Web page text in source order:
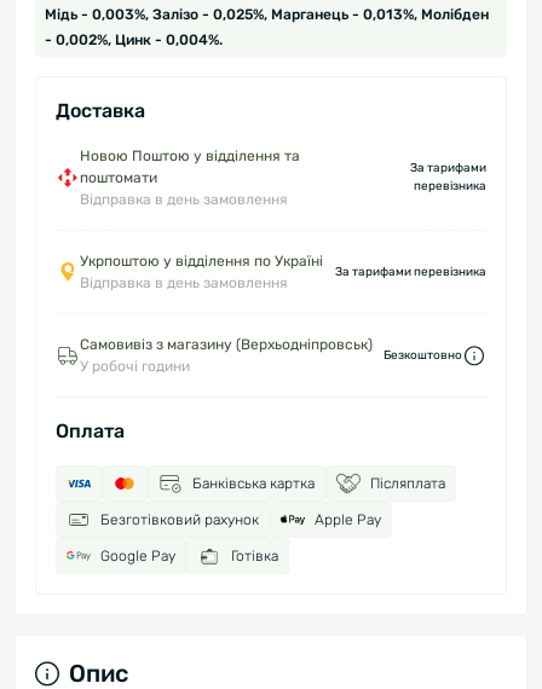
Мідь - 0,003%, Залізо - 0,025%, Марганець - 0,013%, Молібден
- 0,002%, Цинк - 0,004%.
Доставка
Новою Поштою у відділення та
поштомати
Відправка в день замовлення
За тарифами
перевізника
Укрпоштою у відділення по Україні
Відправка в день замовлення
За тарифами перевізника
Самовивіз з магазину (Верхьодніпровськ)
У робочі години
Безкоштовно
Оплата
Банківська картка Післяплата
Безготівковий рахунок Apple Pay
Google Pay Готівка
Опис